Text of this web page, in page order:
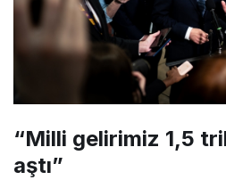
“Milli gelirimiz 1,5
aştı”